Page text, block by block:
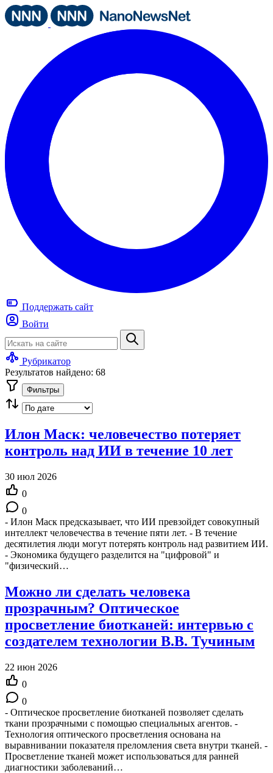
Поддержать сайт
Войти
Рубрикатор
Результатов найдено: 68
Фильтры
Илон Маск: человечество потеряет
контроль над ИИ в течение 10 лет
30 июл 2026
0
0
- Илон Маск предсказывает, что ИИ превзойдет совокупный
интеллект человечества в течение пяти лет. - В течение
десятилетия люди могут потерять контроль над развитием ИИ.
- Экономика будущего разделится на "цифровой" и
"физический…
Можно ли сделать человека
прозрачным? Оптическое
просветление биотканей: интервью с
создателем технологии В.В. Тучиным
22 июн 2026
0
0
- Оптическое просветление биотканей позволяет сделать
ткани прозрачными с помощью специальных агентов. -
Технология оптического просветления основана на
выравнивании показателя преломления света внутри тканей. -
Просветление тканей может использоваться для ранней
диагностики заболеваний…